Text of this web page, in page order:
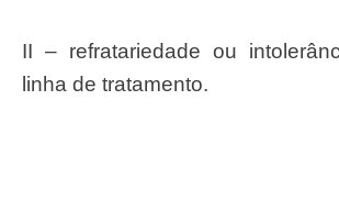
II – refratariedade ou intolerância a primeira
linha de tratamento.